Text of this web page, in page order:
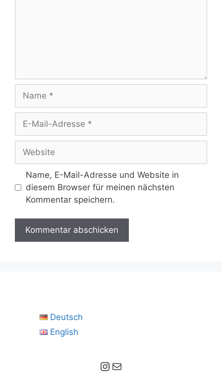
Mail-
Adresse
Name, E-Mail-Adresse und Website in
diesem Browser für meinen nächsten
Kommentar speichern.
Deutsch
English
Instagram E-Mail